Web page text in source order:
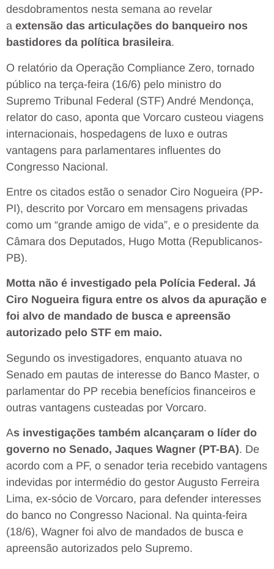
desdobramentos nesta semana ao revelar
a extensão das articulações do banqueiro nos
bastidores da política brasileira.
O relatório da Operação Compliance Zero, tornado
público na terça-feira (16/6) pelo ministro do
Supremo Tribunal Federal (STF) André Mendonça,
relator do caso, aponta que Vorcaro custeou viagens
internacionais, hospedagens de luxo e outras
vantagens para parlamentares influentes do
Congresso Nacional.
Entre os citados estão o senador Ciro Nogueira (PP-
PI), descrito por Vorcaro em mensagens privadas
como um “grande amigo de vida”, e o presidente da
Câmara dos Deputados, Hugo Motta (Republicanos-
PB).
Motta não é investigado pela Polícia Federal. Já
Ciro Nogueira figura entre os alvos da apuração e
foi alvo de mandado de busca e apreensão
autorizado pelo STF em maio.
Segundo os investigadores, enquanto atuava no
Senado em pautas de interesse do Banco Master, o
parlamentar do PP recebia benefícios financeiros e
outras vantagens custeadas por Vorcaro.
As investigações também alcançaram o líder do
governo no Senado, Jaques Wagner (PT-BA). De
acordo com a PF, o senador teria recebido vantagens
indevidas por intermédio do gestor Augusto Ferreira
Lima, ex-sócio de Vorcaro, para defender interesses
do banco no Congresso Nacional. Na quinta-feira
(18/6), Wagner foi alvo de mandados de busca e
apreensão autorizados pelo Supremo.